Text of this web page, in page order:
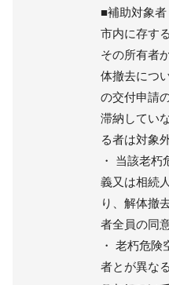
■補助対象者
市内に存す
その所有者
体撤去につ
の交付申請
滞納してい
る者は対象
・ 当該老
義又は相続
り、解体撤
者全員の同
・ 老朽危
者とが異な